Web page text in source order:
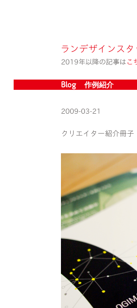
ランデザインス
2019年以降の記事は こ
Blog » 作例紹介
2009-03-21
クリエイター紹介冊子